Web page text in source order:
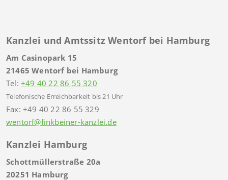
Kanzlei und Amtssitz Wentorf bei Hamburg
Am Casinopark 15
21465 Wentorf bei Hamburg
Tel: +49 40 22 86 55 320
Telefonische Erreichbarkeit bis 21 Uhr
Fax: +49 40 22 86 55 329
wentorf@finkbeiner-kanzlei.de
Kanzlei Hamburg
Schottmüllerstraße 20a
20251 Hamburg